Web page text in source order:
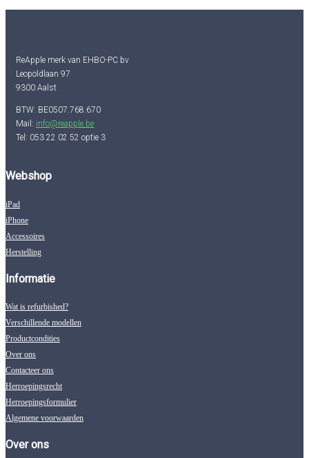
ReApple merk van EHBO-PC bv
Leopoldlaan 97
9300 Aalst
BTW: BE0507.768.670
Mail: info@reapple.be
Tel: 053 22 02 52 optie 3
Webshop
iPad
iPhone
Accessoires
Herstelling
Informatie
Wat is refurbished?
Verschillende modellen
Productcondities
Over ons
Contacteer ons
Herroepingsrecht
Herroepingsformulier
Algemene voorwaarden
Over ons